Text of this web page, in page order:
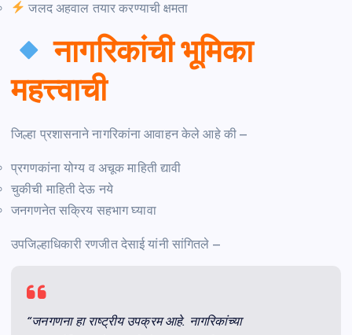
जलद अहवाल तयार करण्याची क्षमता
नागरिकांची भूमिका
महत्त्वाची
जिल्हा प्रशासनाने नागरिकांना आवाहन केले आहे की –
प्रगणकांना योग्य व अचूक माहिती द्यावी
चुकीची माहिती देऊ नये
जनगणनेत सक्रिय सहभाग घ्यावा
उपजिल्हाधिकारी रणजीत देसाई यांनी सांगितले –
“जनगणना हा राष्ट्रीय उपक्रम आहे. नागरिकांच्या